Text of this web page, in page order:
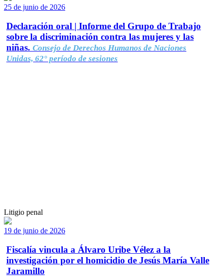
25 de junio de 2026
Declaración oral | Informe del Grupo de Trabajo
sobre la discriminación contra las mujeres y las
niñas. Consejo de Derechos Humanos de Naciones
Unidas, 62° período de sesiones
Litigio penal
19 de junio de 2026
Fiscalía vincula a Álvaro Uribe Vélez a la
investigación por el homicidio de Jesús María Valle
Jaramillo